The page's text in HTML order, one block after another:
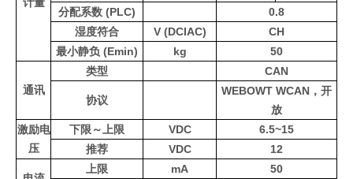
分配系数 (PLC)
0.8
湿度符合
V (DCIAC)
CH
最小静负 (Emin)
kg 50
通讯
类型 CAN
协议
WEBOWT WCAN，开
放
激励电
压
下限～上限 VDC
6.5~15
推荐
VDC 12
上限 mA 50